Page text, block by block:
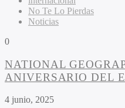
No Te Lo Pierdas
Noticias
0
NATIONAL
ANIVERSARIO DEL
4 junio, 2025